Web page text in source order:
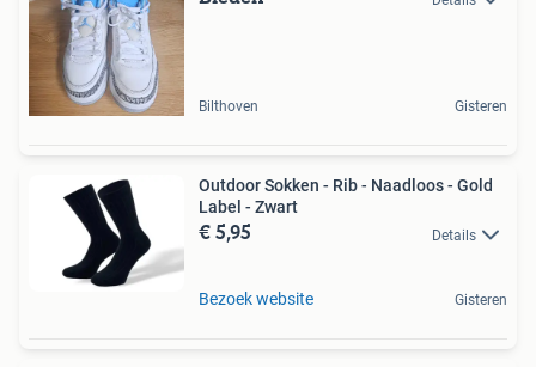
Bilthoven Gisteren
Outdoor Sokken - Rib - Naadloos - Gold
Label - Zwart
€ 5,95 Details
Bezoek website Gisteren